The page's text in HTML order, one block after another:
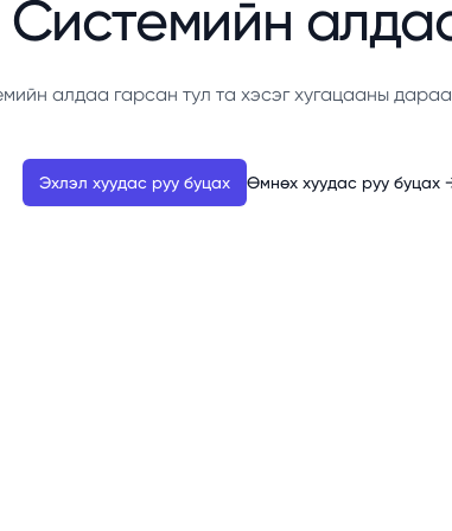
Системийн
алдаа гарсан тул та хэсэг хугацааны
Эхлэл хуудас руу буцах Өмнөх хуудас руу буцах